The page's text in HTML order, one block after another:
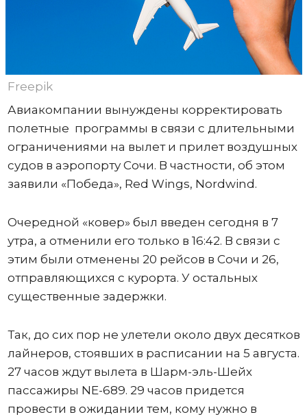
Freepik
Авиакомпании вынуждены корректировать
полетные программы в связи с длительными
ограничениями на вылет и прилет воздушных
судов в аэропорту Сочи. В частности, об этом
заявили «Победа», Red Wings, Nordwind.
Очередной «ковер» был введен сегодня в 7
утра, а отменили его только в 16:42. В связи с
этим были отменены 20 рейсов в Сочи и 26,
отправляющихся с курорта. У остальных
существенные задержки.
Так, до сих пор не улетели около двух десятков
лайнеров, стоявших в расписании на 5 августа.
27 часов ждут вылета в Шарм-эль-Шейх
пассажиры NE-689. 29 часов придется
провести в ожидании тем, кому нужно в